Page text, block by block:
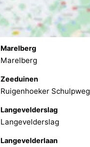
Marelberg
Marelberg
Zeeduinen
Ruigenhoeker Schulpweg
Langevelderslag
Langevelderslag
Langevelderlaan